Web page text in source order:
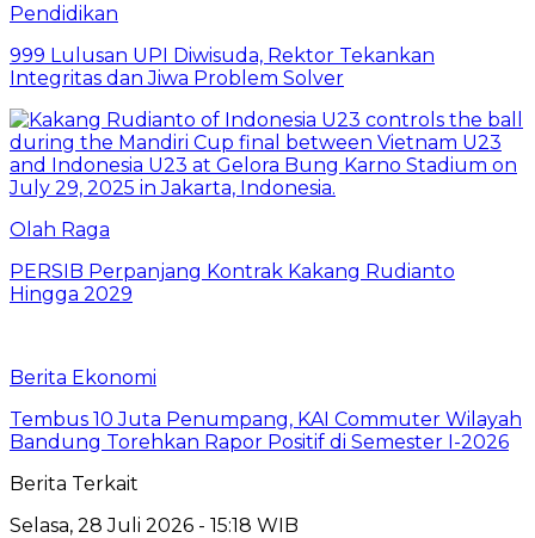
Pendidikan
999 Lulusan UPI Diwisuda, Rektor Tekankan
Integritas dan Jiwa Problem Solver
Olah Raga
PERSIB Perpanjang Kontrak Kakang Rudianto
Hingga 2029
Berita Ekonomi
Tembus 10 Juta Penumpang, KAI Commuter Wilayah
Bandung Torehkan Rapor Positif di Semester I-2026
Berita Terkait
Selasa, 28 Juli 2026 - 15:18 WIB